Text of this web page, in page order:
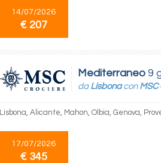
14/07/2026
€ 207
Mediterraneo 9
da Lisbonacon MSC
Lisbona, Alicante, Mahon, Olbia, Genova,
17/07/2026
€ 345